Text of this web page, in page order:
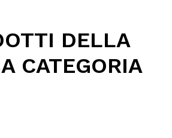
prima dell'acquisto?
Calzolari?
DELLA
CATEGORIA